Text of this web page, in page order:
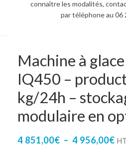
connaître les modalités,
par téléphone au 06
Machine à
IQ450 –
kg/24h –
modulaire en
4 851,00€ – 4 956,00€